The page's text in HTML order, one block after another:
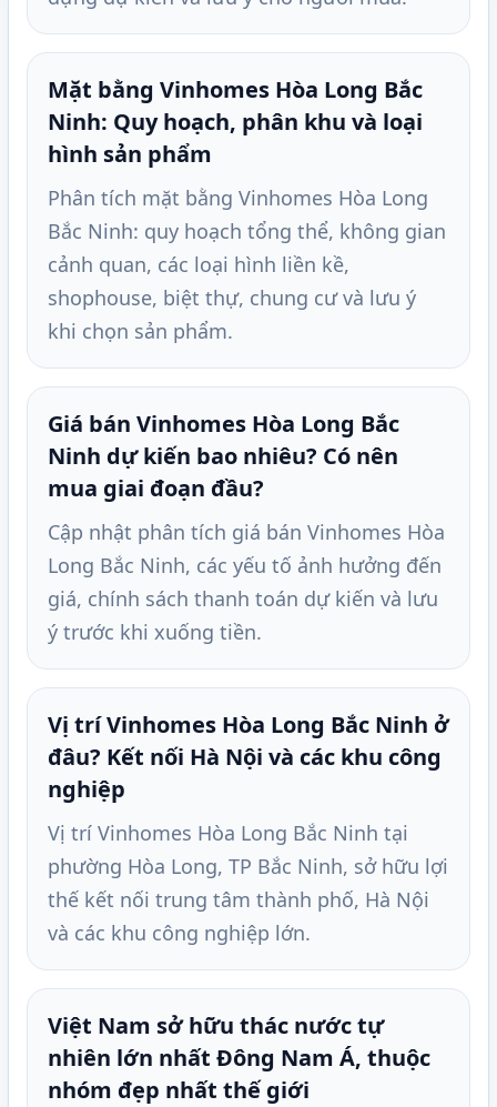
Mặt bằng Vinhomes Hòa Long Bắc
Ninh: Quy hoạch, phân khu và loại
hình sản phẩm
Phân tích mặt bằng Vinhomes Hòa Long
Bắc Ninh: quy hoạch tổng thể, không gian
cảnh quan, các loại hình liền kề,
shophouse, biệt thự, chung cư và lưu ý
khi chọn sản phẩm.
Giá bán Vinhomes Hòa Long Bắc
Ninh dự kiến bao nhiêu? Có nên
mua giai đoạn đầu?
Cập nhật phân tích giá bán Vinhomes Hòa
Long Bắc Ninh, các yếu tố ảnh hưởng đến
giá, chính sách thanh toán dự kiến và lưu
ý trước khi xuống tiền.
Vị trí Vinhomes Hòa Long Bắc Ninh ở
đâu? Kết nối Hà Nội và các khu công
nghiệp
Vị trí Vinhomes Hòa Long Bắc Ninh tại
phường Hòa Long, TP Bắc Ninh, sở hữu lợi
thế kết nối trung tâm thành phố, Hà Nội
và các khu công nghiệp lớn.
Việt Nam sở hữu thác nước tự
nhiên lớn nhất Đông Nam Á, thuộc
nhóm đẹp nhất thế giới